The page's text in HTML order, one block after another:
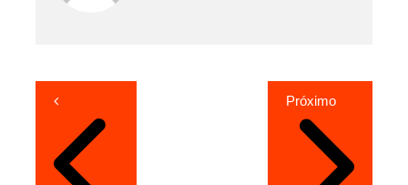
Navegação
Post
Próximo